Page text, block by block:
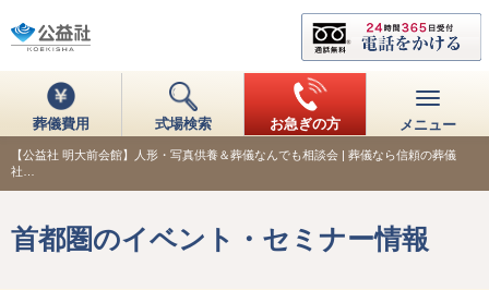
葬儀費用 式場検索 お急ぎの方 メニュー
【公益社 明大前会館】人形・写真供養＆葬儀なんでも相談会 | 葬儀なら信頼の葬儀
社…
首都圏のイベント・セミナー情報